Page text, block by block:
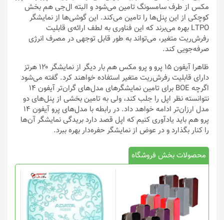
مکس از طرف سامسونگ تامین می‌شود و البته ال‌جی هم بخش
کوچکی از این پنل‌ها را تامین می‌کند. این گوشی‌ها از نمایشگر
LTPO بهره می‌برند که این فناوری به لطف ارائه‌ی قابلیت
رفرش‌ریت متغیر، می‌تواند به طور قابل توجهی در مصرف انرژی
صرفه‌جویی کند.
ظاهرا آیفون ۱۵ پرو و پرو مکس هم بار دیگر از نمایشگر ۱۲۰ هرتز
دارای قابلیت رفرش‌ریت متغیر استفاده خواهند کرد. گفته می‌شود
اگرچه BOE برای تامین نمایشگرهای مدل‌های گران‌تر آیفون ۱۴
نتوانسته نظر اپل را جلب کند، ولی به تامین بخشی از پنل‌های دو
مدل ارزان‌تر ادامه خواهد داد. در رابطه با مدل‌های پرو آیفون ۱۴
پرو هم باید یادآوری کنیم که اپل قصد دارد بریدگی نمایشگر آن‌ها
را کنار بگذارد و در عوض از نمایشگر حفره‌دار بهره ببرد.
محصولات بخش فروشگاه